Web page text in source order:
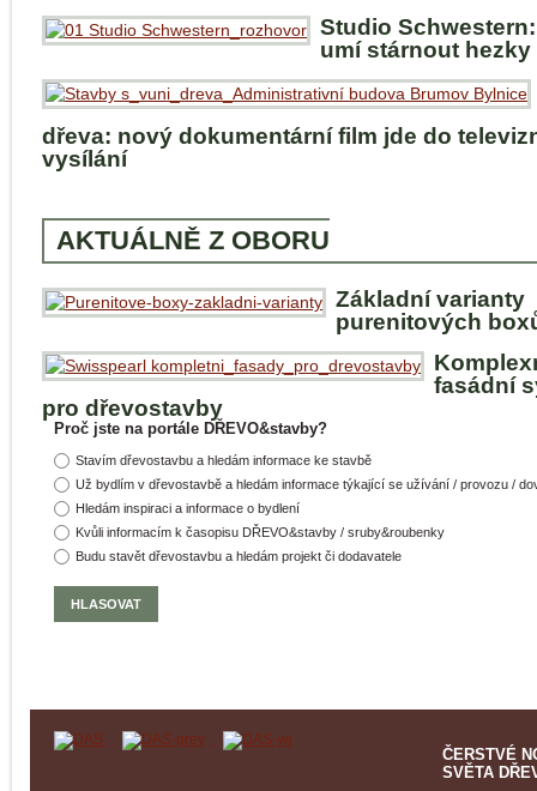
Studio
umí stárnout hezky
dřeva: nový dokumentární film jde do
vysílání
AKTUÁLNĚ Z OBORU
Základní varianty
purenitových
fasádní
pro dřevostavby
Proč jste na portále DŘEVO&stavby?
Stavím dřevostavbu a hledám informace ke stavbě
Už bydlím v dřevostavbě a hledám informace týkající se užívání / provozu /
Hledám inspiraci a informace o bydlení
Kvůli informacím k časopisu DŘEVO&stavby / sruby&roubenky
Budu stavět dřevostavbu a hledám projekt či dodavatele
ČERSTVÉ
SVĚTA